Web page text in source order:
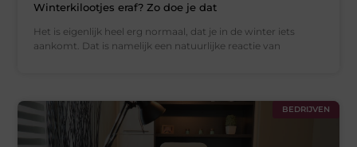
Winterkilootjes eraf? Zo doe je dat
Het is eigenlijk heel erg normaal, dat je in de winter iets
aankomt. Dat is namelijk een natuurlijke reactie van
BEDRIJVEN